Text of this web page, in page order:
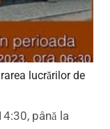
lucrărilor de
până la